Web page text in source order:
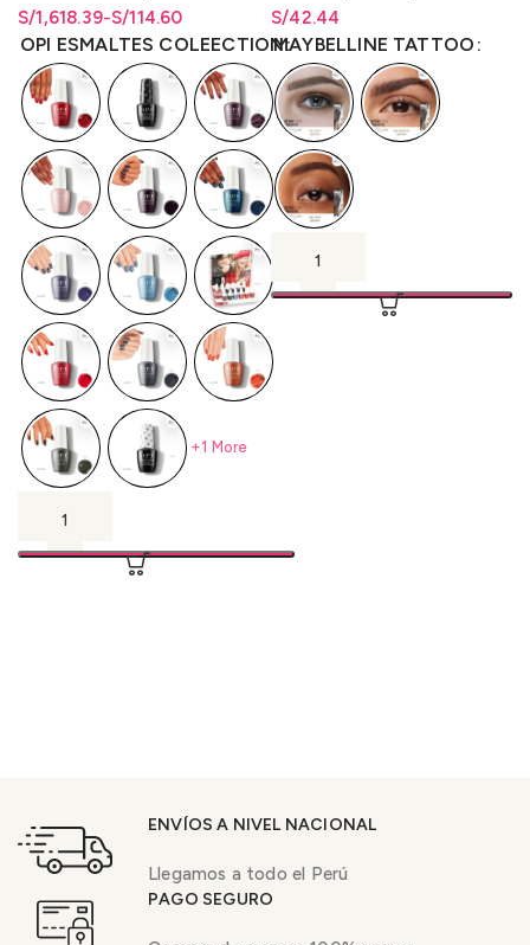
y Disp. x Kit de 14
Unidades
(Gc/Bcoat/Tcoat) 15ml.
S/114.60
-
S/1,618.39
Rango de precios: desde
S/114.60 hasta S/1,618.39
Rango de precios: desde
S/114.60hastaS/1,618.39
OPI ESMALTES COLEECTION
+1 More
S/42.44
Rango de precios: desde
S/42.44 hastaS/42.44
MAYBELLINE TATTOO
ENVÍOS A NIVEL NACIONAL
Llegamos a todo el Perú
PAGO SEGURO